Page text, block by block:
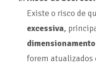
Existe o risco de
excessiva,
dimensionamento
forem atualizados